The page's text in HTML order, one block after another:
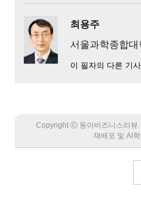
최용주
서울과학종합
이 필자의 다른 기
Copyright Ⓒ 동아비즈니스리뷰
재배포 및 AI